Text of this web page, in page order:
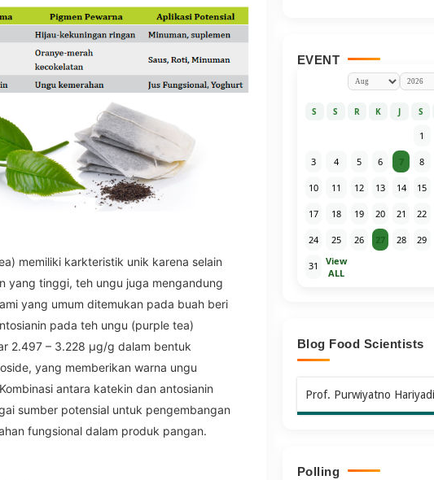
memiliki karkteristik unik karena selain
yang tinggi, teh ungu juga mengandung
yang umum ditemukan pada buah beri
pada teh ungu (purple tea)
2.497 – 3.228 μg/g dalam bentuk
yang memberikan warna ungu
antara katekin dan antosianin
sumber potensial untuk pengembangan
fungsional dalam produk pangan.
EVENT
S S R K J S
1
3 4 5 6 7 8
10 11 12 13 14 15
17 18 19 20 21 22
24 25 26 27 28 29
31
View
ALL
Blog Food Scientists
Prof. Purwiyatno Hariyadi
Polling